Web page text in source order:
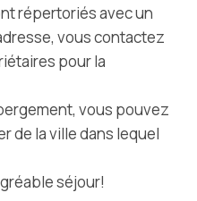
répertoriés avec un
vous contactez
pour la
vous pouvez
de la ville dans lequel
séjour!